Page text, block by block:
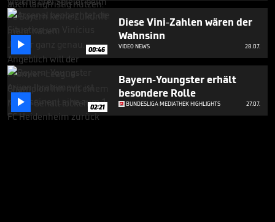
 00:46
Diese Vini-Zahlen wären der
Wahnsinn
VIDEO NEWS 28.07.
 02:21
Bayern-Youngster erhält
besondere Rolle
BUNDESLIGA MEDIATHEK HIGHLIGHTS 27.07.